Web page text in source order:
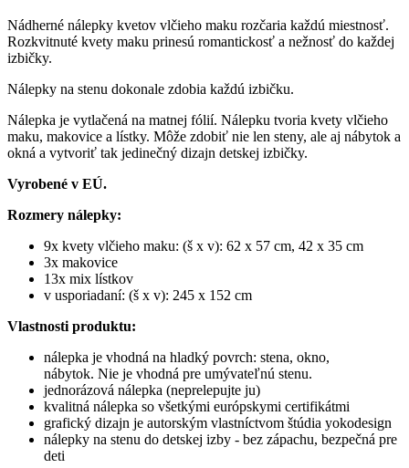
Nádherné nálepky kvetov vlčieho maku rozčaria každú miestnosť.
Rozkvitnuté kvety maku prinesú romantickosť a nežnosť do každej
izbičky.
Nálepky na stenu dokonale zdobia každú izbičku.
Nálepka je vytlačená na matnej fólií. Nálepku tvoria kvety vlčieho
maku, makovice a lístky. Môže zdobiť nie len steny, ale aj nábytok a
okná a vytvoriť tak jedinečný dizajn detskej izbičky.
Vyrobené v EÚ.
Rozmery nálepky:
9x kvety vlčieho maku: (š x v): 62 x 57 cm, 42 x 35 cm
3x makovice
13x mix lístkov
v usporiadaní: (š x v): 245 x 152 cm
Vlastnosti produktu:
nálepka je vhodná na hladký povrch: stena, okno,
nábytok. Nie je vhodná pre umývateľnú stenu.
jednorázová nálepka (neprelepujte ju)
kvalitná nálepka so všetkými európskymi certifikátmi
grafický dizajn je autorským vlastníctvom štúdia yokodesign
nálepky na stenu do detskej izby - bez zápachu, bezpečná pre
deti